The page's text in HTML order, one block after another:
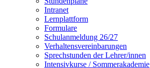
Intranet
Lernplattform
Formulare
Schulanmeldung 26/27
Verhaltensvereinbarungen
Sprechstunden der Lehrer/innen
Intensivkurse / Sommerakademie